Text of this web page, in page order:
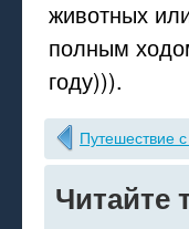
животных
полным
году))).
Путешествие
Читайте